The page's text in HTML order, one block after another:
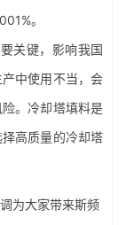
。
关键，影响我国
中使用不当，会
。冷却塔填料是
高质量的冷却塔
为大家带来斯频